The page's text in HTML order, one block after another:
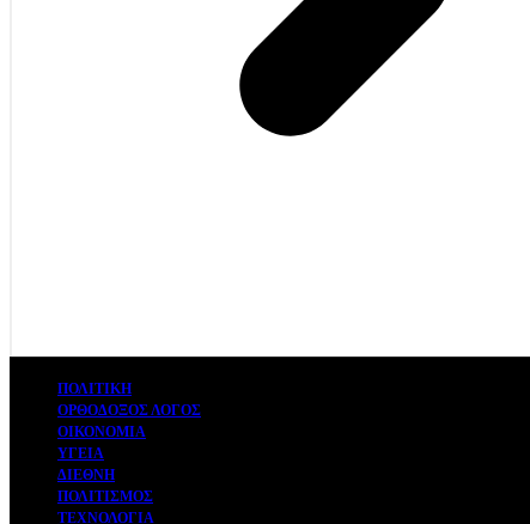
ΠΟΛΙΤΙΚΗ
ΟΡΘΟΔΟΞΟΣ ΛΟΓΟΣ
ΟΙΚΟΝΟΜΙΑ
ΥΓΕΙΑ
ΔΙΕΘΝΗ
ΠΟΛΙΤΙΣΜΟΣ
ΤΕΧΝΟΛΟΓΙΑ